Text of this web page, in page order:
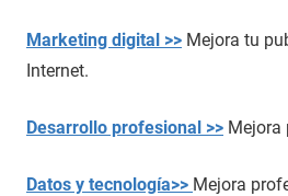
Marketing digital >> Mejora tu
Internet.
Desarrollo profesional >> Mejora
Datos y tecnología>> Mejora